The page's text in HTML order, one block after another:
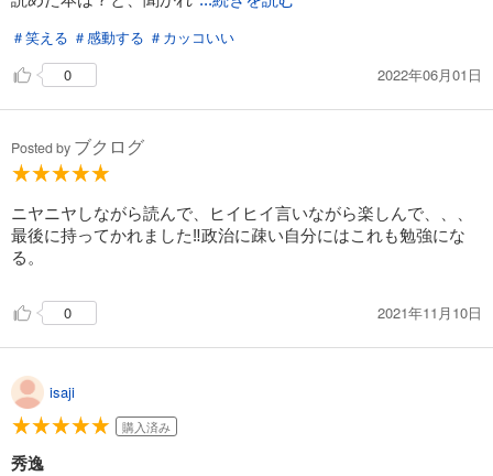
＃笑える ＃感動する ＃カッコいい
0
2022年06月01日
Posted by ブクログ
ニヤニヤしながら読んで、ヒイヒイ言いながら楽しんで、、、
最後に持ってかれました‼︎政治に疎い自分にはこれも勉強にな
る。
0 2021年11月10日
isaji
購入済み
秀逸